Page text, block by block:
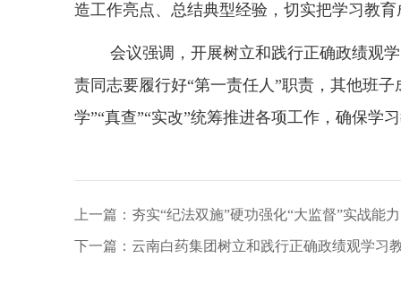
造工作亮点、总结典型经验，切实把学习教
会议强调，开展树立和践行正确政绩观
责同志要履行好“第一责任人”职责，其他班
学”“真查”“实改”统筹推进各项工作，确保学
上一篇： 夯实“纪法双施”硬功强化“大监督”实战能
下一篇： 云南白药集团树立和践行正确政绩观学习